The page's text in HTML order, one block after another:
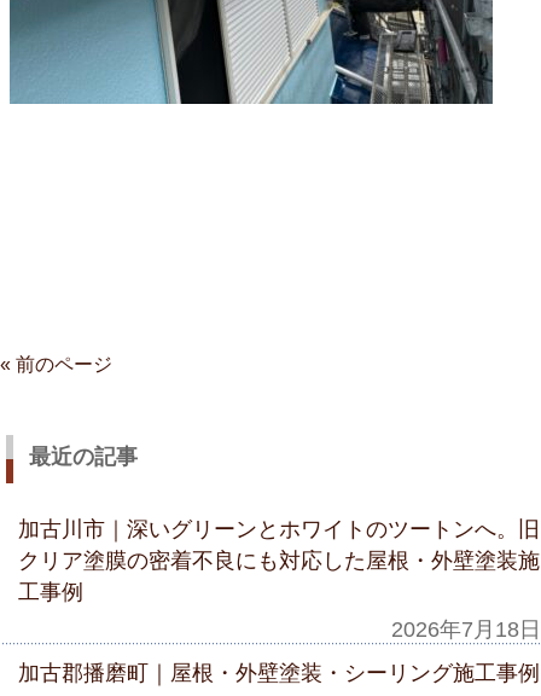
« 前のページ
最近の記事
加古川市｜深いグリーンとホワイトのツートンへ。旧
クリア塗膜の密着不良にも対応した屋根・外壁塗装施
工事例
2026年7月18日
加古郡播磨町｜屋根・外壁塗装・シーリング施工事例